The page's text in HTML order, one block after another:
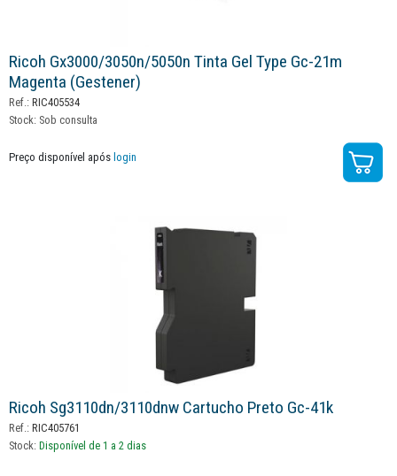
Ricoh Gx3000/3050n/5050n Tinta Gel Type Gc-21m
Magenta (gestener)
Ref.: RIC405534
Stock: Sob consulta
Preço disponível após login
Ricoh Sg3110dn/3110dnw Cartucho Preto Gc-41k
Ref.: RIC405761
Stock: Disponível de 1 a 2 dias